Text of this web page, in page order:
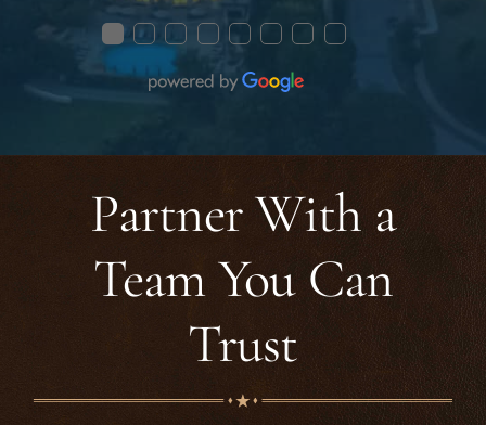
Mariah was especially helpful—she took the
time to explain everything clearly, answered
been a stressful situation feel manageable and
for the support I received and would highly
reliable and compassionate legal assistance.
● ● ● ● ● ● ● ●
Partner With a
Team You Can
Trust